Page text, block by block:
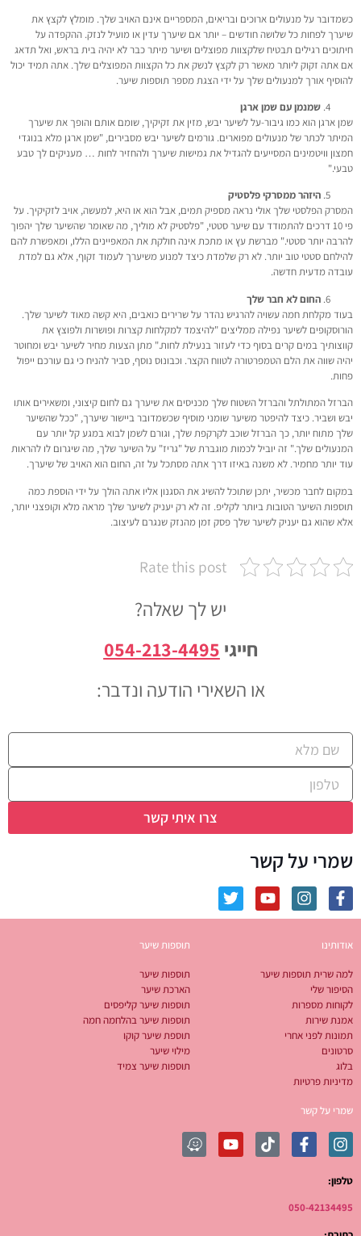
כשמדובר על מנעולים ארוכים ובריאים, המספריים אינם האויב שלך. מומלץ לקצץ את
שיערך לפחות כל שלושה חודשים – יותר אם שיערך עדין או מועיל לנזק. ההקפדה על
חיתוכים רגילים תבטיח שלקצוות מפוצלים ושיער מיתר כבר לא יהיה בית בראש, ואל תדאג
אם אתה זקוק ליותר מאשר רק לקצץ לנשק את כל הקצוות המפוצלים שלך. אתה תמיד יכול
להוסיף אורך למנעולים שלך על ידי הצגת מספר תוספות שיער.
שמנמן עם שמן ארגן
שמן ארגן הוא כמו גיבור-על לשיער יבש, מזין את זקיקיך, שומם אותם והופך את שיערך
המיתר לכתר של מנעולים מפוארים. גורמים לשיער יבש מסבירים, "שמן ארגן מלא בנוגדי
חמצון וויטמינים המסייעים להגדיל את גמישות שיערך ולהחזיר לחות … מעניקים לך טבע
טבעי."
היזהר ממסרקי פלסטיק
המסרק הפלסטי שלך אולי נראה מספיק תמים, אבל הוא או היא, למעשה, אויב לזקיקיך. על
פי 10 דרכים להתמודד עם שיער סטטי, "פלסטיק לא מוליך, מה שאומר שהשיער שלך יהפוך
להרבה יותר סטטי." מברשת עץ או מתכת אינה חולקת את המאפיינים הללו, ומאפשרת להם
להילחם סטטי טוב יותר. לא רק שלמדת כיצד למנוע משיערך לעמוד זקוף, אלא גם למדת
עובדה מדעית חדשה.
החום לא חבר שלך
בעוד מקלחת חמה עשויה להרגיש נהדר על שרירים כואבים, היא קשה מאוד לשיער שלך.
הורוסקופים לשיער נפילה ממליצים "להיצמד למקלחות קצרות ופושרות ולפוצץ את
קווצותיך במים קרים בסוף כדי לעזור בנעילת לחות." מתן הצעות מחיר לשיער יבש ומחוטר
יהיה שווה את הלם הטמפרטורה לטווח הקצר. וכבונוס נוסף, סביר להניח כי גם עורכם ייפול
פחות.
הברזל המתולתל והברזל השטוח שלך מכניסים את שיערך גם לחום קיצוני, ומשאירים אותו
יבש ושביר. כיצד להיפטר משיער שומני מוסיף שכשמדובר ביישור שיערך, "ככל שהשיער
שלך מתוח יותר, כך הברזל שוכב לקרקפת שלך, וגורם לשמן לבוא במגע קל יותר עם
המנעולים שלך." זה יוביל לכמות מוגברת של "גריז" על השיער שלך, מה שיגרום לו להראות
עוד יותר מחמיר. לא משנה באיזו דרך אתה מסתכל על זה, החום הוא האויב של שיערך.
במקום לחבר מכשיר, יתכן שתוכל להשיג את הסגנון אליו אתה הולך על ידי הוספת כמה
תוספות השיער הטובות ביותר לקליפ. זה לא רק יעניק לשיער שלך מראה מלא וקופצני יותר,
אלא שהוא גם יעניק לשיער שלך פסק זמן מהנזק שנגרם לעיצוב.
Rate this post
יש לך שאלה?
חייגי 054-213-4495
או השאירי הודעה ונדבר:​
צרו איתי קשר
שמרי על קשר
אודותינו
למה שרית תוספות שיער
הסיפור שלי
לקוחות מספרות
אמנת שירות
תמונות לפני אחרי
סרטונים
בלוג
מדיניות פרטיות
תוספות שיער
תוספות שיער
הארכת שיער
תוספות שיער קליפסים
תוספות שיער בהלחמה חמה
תוספת שיער קוקו
מילוי שיער
תוספות שיער צמיד
שמרי על קשר
טלפון:
050-42134495